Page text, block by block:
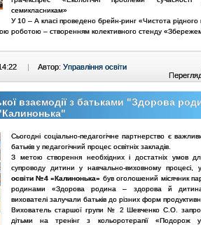
семикласникам»
У 10 – А класі проведено брейн-ринг «Чистота рідного
роботою – створенням колективного стенду
| Автор: Управління освіти
взаємодії з батьками "Здорова
Сьогодні соціально-педагогічне партнерство є
батьків у педагогічний процес освітніх закладів.
З метою створення необхідних і достатніх умов
супроводу дитини у навчально-виховному процесі,
освіти №4 «Калинонька» був оголошений місячник
родинами «Здорова родина – здорова й
вихователі залучали батьків до різних форм
Вихователь старшої групи № 2 Шевченко С.О.
дітьми на тренінг з кольоротерапії «Подорож